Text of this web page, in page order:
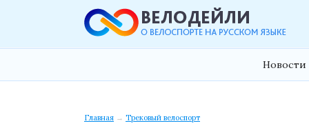
Новости
Главная → Трековый велоспорт